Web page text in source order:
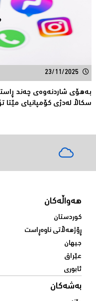
23/11/2025
بەهۆى شاردنەوەى چەند
سکاڵا لەدژى کۆمپانیاى مێتا
هەواڵەکان
کوردستان
ڕۆژهەڵاتی ناوەڕاست
جیهان
عێراق
ئابوری
بەشەکان